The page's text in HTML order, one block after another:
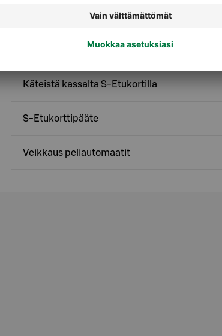
Ekopiste - Kartonkipakkaukset
Ekopiste - Metalli
Käteistä kassalta S-Etukortilla
S-Etukorttipääte
Veikkaus peliautomaatit